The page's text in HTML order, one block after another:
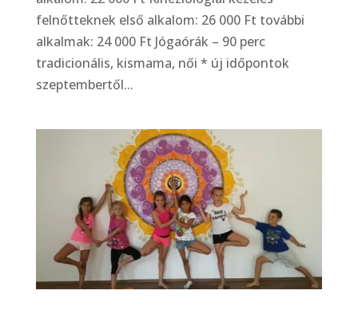
felnőtteknek első alkalom: 26 000 Ft további
alkalmak: 24 000 Ft Jógaórák – 90 perc
tradicionális, kismama, női * új időpontok
szeptembertől...